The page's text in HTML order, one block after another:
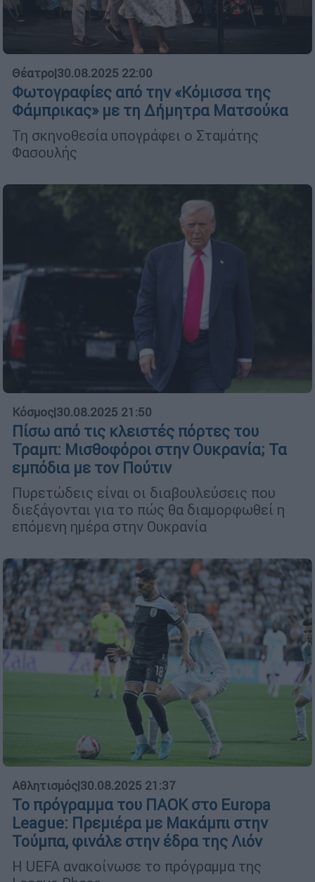
Θέατρο|30.08.2025 22:00
Φωτογραφίες από την «Κόμισσα της
Φάμπρικας» με τη Δήμητρα Ματσούκα
Τη σκηνοθεσία υπογράφει ο Σταμάτης
Φασουλής
Κόσμος|30.08.2025 21:50
Πίσω από τις κλειστές πόρτες του
Τραμπ: Μισθοφόροι στην Ουκρανία; Τα
εμπόδια με τον Πούτιν
Πυρετώδεις είναι οι διαβουλεύσεις που
διεξάγονται για το πώς θα διαμορφωθεί η
επόμενη ημέρα στην Ουκρανία
Αθλητισμός|30.08.2025 21:37
Το πρόγραμμα του ΠΑΟΚ στο Europa
League: Πρεμιέρα με Μακάμπι στην
Τούμπα, φινάλε στην έδρα της Λιόν
Η UEFA ανακοίνωσε το πρόγραμμα της